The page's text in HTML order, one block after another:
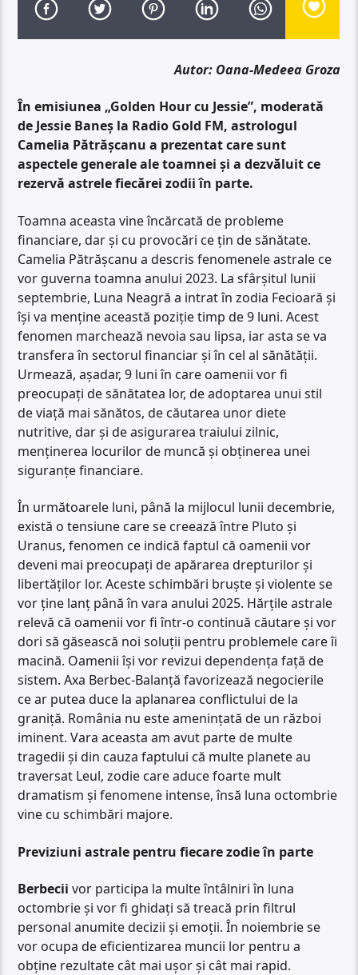
Autor: Oana-Medeea Groza
În emisiunea „Golden Hour cu Jessie”, moderată
de Jessie Baneș la Radio Gold FM, astrologul
Camelia Pătrășcanu a prezentat care sunt
aspectele generale ale toamnei și a dezvăluit ce
rezervă astrele fiecărei zodii în parte.
Toamna aceasta vine încărcată de probleme
financiare, dar și cu provocări ce țin de sănătate.
Camelia Pătrășcanu a descris fenomenele astrale ce
vor guverna toamna anului 2023. La sfârșitul lunii
septembrie, Luna Neagră a intrat în zodia Fecioară și
își va menține această poziție timp de 9 luni. Acest
fenomen marchează nevoia sau lipsa, iar asta se va
transfera în sectorul financiar și în cel al sănătății.
Urmează, așadar, 9 luni în care oamenii vor fi
preocupați de sănătatea lor, de adoptarea unui stil
de viață mai sănătos, de căutarea unor diete
nutritive, dar și de asigurarea traiului zilnic,
menținerea locurilor de muncă și obținerea unei
siguranțe financiare.
În următoarele luni, până la mijlocul lunii decembrie,
există o tensiune care se creează între Pluto și
Uranus, fenomen ce indică faptul că oamenii vor
deveni mai preocupați de apărarea drepturilor și
libertăților lor. Aceste schimbări bruște și violente se
vor ține lanț până în vara anului 2025. Hărțile astrale
relevă că oamenii vor fi într-o continuă căutare și vor
dori să găsească noi soluții pentru problemele care îi
macină. Oamenii își vor revizui dependența față de
sistem. Axa Berbec-Balanță favorizează negocierile
ce ar putea duce la aplanarea conflictului de la
graniță. România nu este amenințată de un război
iminent. Vara aceasta am avut parte de multe
tragedii și din cauza faptului că multe planete au
traversat Leul, zodie care aduce foarte mult
dramatism și fenomene intense, însă luna octombrie
vine cu schimbări majore.
Previziuni astrale pentru fiecare zodie în parte
Berbecii vor participa la multe întâlniri în luna
octombrie și vor fi ghidați să treacă prin filtrul
personal anumite decizii și emoții. În noiembrie se
vor ocupa de eficientizarea muncii lor pentru a
obține rezultate cât mai ușor și cât mai rapid.